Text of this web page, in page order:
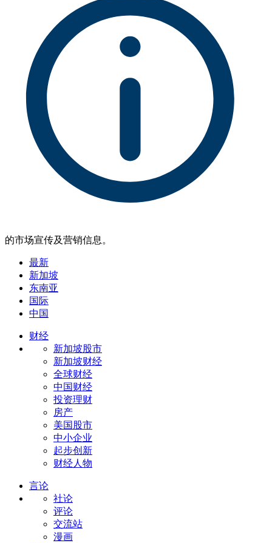
的市场宣传及营销信息。
最新
新加坡
东南亚
国际
中国
财经
新加坡股市
新加坡财经
全球财经
中国财经
投资理财
房产
美国股市
中小企业
起步创新
财经人物
言论
社论
评论
交流站
漫画